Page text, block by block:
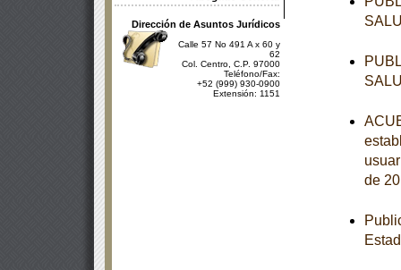
Dirección de Asuntos Jurídicos
Calle 57 No 491 A x 60 y
62
Col. Centro, C.P. 97000
Teléfono/Fax:
+52 (999) 930-0900
Extensión: 1151
de